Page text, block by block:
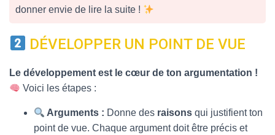
donner envie de lire la suite !
DÉVELOPPER UN POINT DE VUE
Le développement est le cœur de ton argumentation !
Voici les étapes :
Arguments : Donne des raisons qui justifient ton
point de vue. Chaque argument doit être précis et